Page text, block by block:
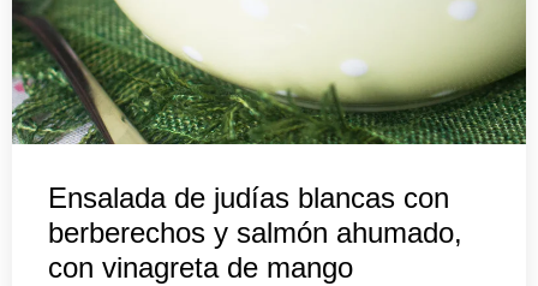
Ensalada de judías blancas con
berberechos y salmón ahumado,
con vinagreta de mango